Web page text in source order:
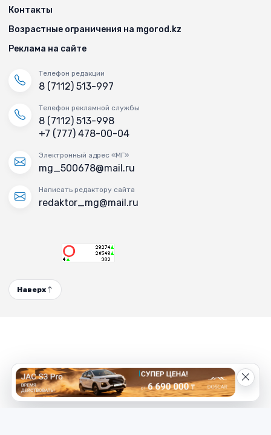
Контакты
Возрастные ограничения на mgorod.kz
Реклама на сайте
Телефон редакции
8 (7112) 513-997
Телефон рекламной службы
8 (7112) 513-998
+7 (777) 478-00-04
Электронный адрес «МГ»
mg_500678@mail.ru
Написать редактору сайта
redaktor_mg@mail.ru
Наверх